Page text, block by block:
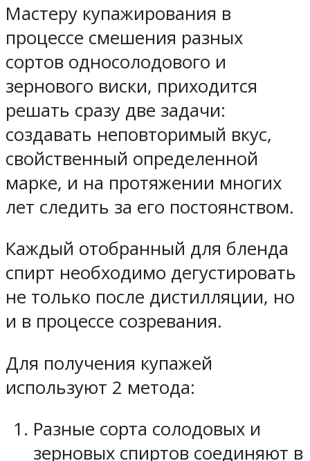
Мастеру купажирования в
процессе смешения разных
сортов односолодового и
зернового виски, приходится
решать сразу две задачи:
создавать неповторимый вкус,
свойственный определенной
марке, и на протяжении многих
лет следить за его постоянством.
Каждый отобранный для бленда
спирт необходимо дегустировать
не только после дистилляции, но
и в процессе созревания.
Для получения купажей
используют 2 метода:
Разные сорта солодовых и
зерновых спиртов соединяют в